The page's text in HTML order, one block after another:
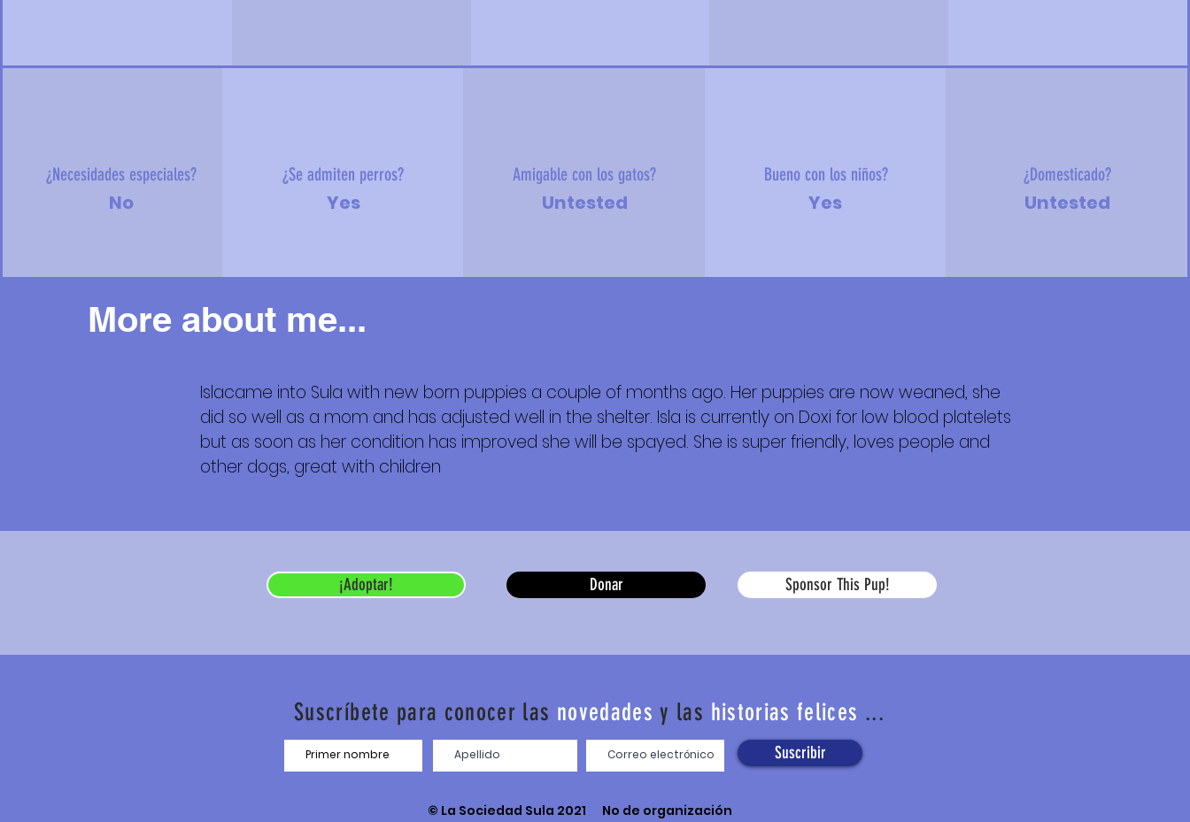
¿Necesidades especiales?
No
¿Se admiten perros?
Yes
Amigable con los gatos?
Untested
Bueno con los niños?
Yes
¿Domesticado?
Untested
More about me...
Más sobre mí
Islacame into Sula with new born puppies a couple of months ago. Her puppies are now weaned, she
did so well as a mom and has adjusted well in the shelter. Isla is currently on Doxi for low blood platelets
but as soon as her condition has improved she will be spayed. She is super friendly, loves people and
other dogs, great with children
¡Adoptar! Donar Sponsor This Pup!
Suscríbete para conocer las novedades y las historias felices ...
Suscribir
© La Sociedad Sula 2021 No de organización